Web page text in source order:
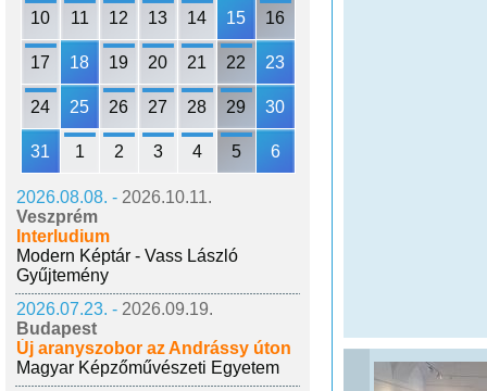
10 11 12 13 14 15 16
17 18 19 20 21 22 23
24 25 26 27 28 29 30
31 1 2 3 4 5 6
2026.08.08. - 2026.10.11.
Veszprém
Interludium
Modern Képtár - Vass László
Gyűjtemény
2026.07.23. - 2026.09.19.
Budapest
Új aranyszobor az Andrássy úton
Magyar Képzőművészeti Egyetem